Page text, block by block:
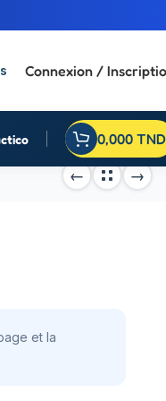
Connexion /
0,000 TND
et la